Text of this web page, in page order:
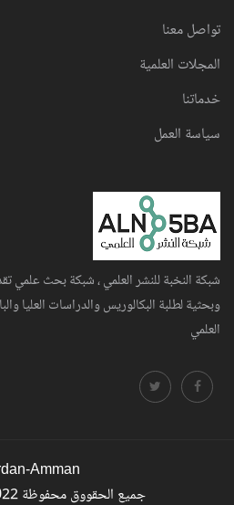
تواصل معنا
المجلات العلمية
خدماتنا
سياسة العمل
شبكة النخبة للنشر العلمي ، شبكة بحث علمي
وبحثية لطلبة البكالوريس والدراسات العليا
العلمي
Amman
جميع الحقووق محفوظة